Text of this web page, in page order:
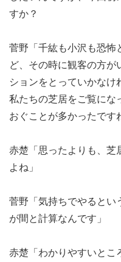
すか？
菅野「千紘も小沢も恐怖
ど、その時に観客の方が
ションをとっていかなけ
私たちの芝居をご覧にな
おぐことが多かったです
赤楚「思ったよりも、芝
よね」
菅野「気持ちでやるとい
が間と計算なんです」
赤楚「わかりやすいとこ